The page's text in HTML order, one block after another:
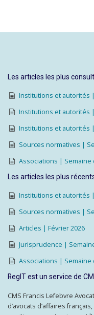
Les articles les plus
Institutions et autorités
Institutions et autorités
Institutions et autorités
Sources normatives |
Associations | Semaine
Les articles les plus
Institutions et autorités
Sources normatives |
Articles | Février 2026
Jurisprudence |
Associations | Semaine
RegIT est un service de
CMS Francis Lefebvre
d’avocats d’affaires